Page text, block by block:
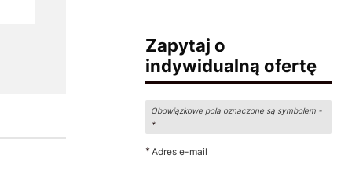
Zapytaj o
indywidualną ofertę
Obowiązkowe pola oznaczone są symbolem -
*
*Adres e-mail